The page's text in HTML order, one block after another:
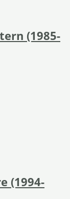
(1985-
(1994-